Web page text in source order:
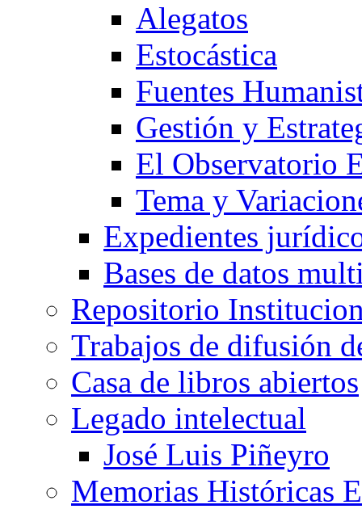
Alegatos
Estocástica
Fuentes
Gestión y
El Observatorio
Tema y
Expedientes
Bases de datos
Repositorio
Trabajos de difusión
Casa de libros abiertos
Legado intelectual
José Luis Piñeyro
Memorias Históricas